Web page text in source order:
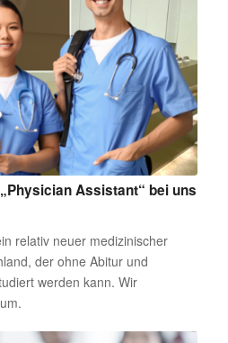
Assistant“ bei uns
relativ neuer medizinischer
der ohne Abitur und
werden kann. Wir